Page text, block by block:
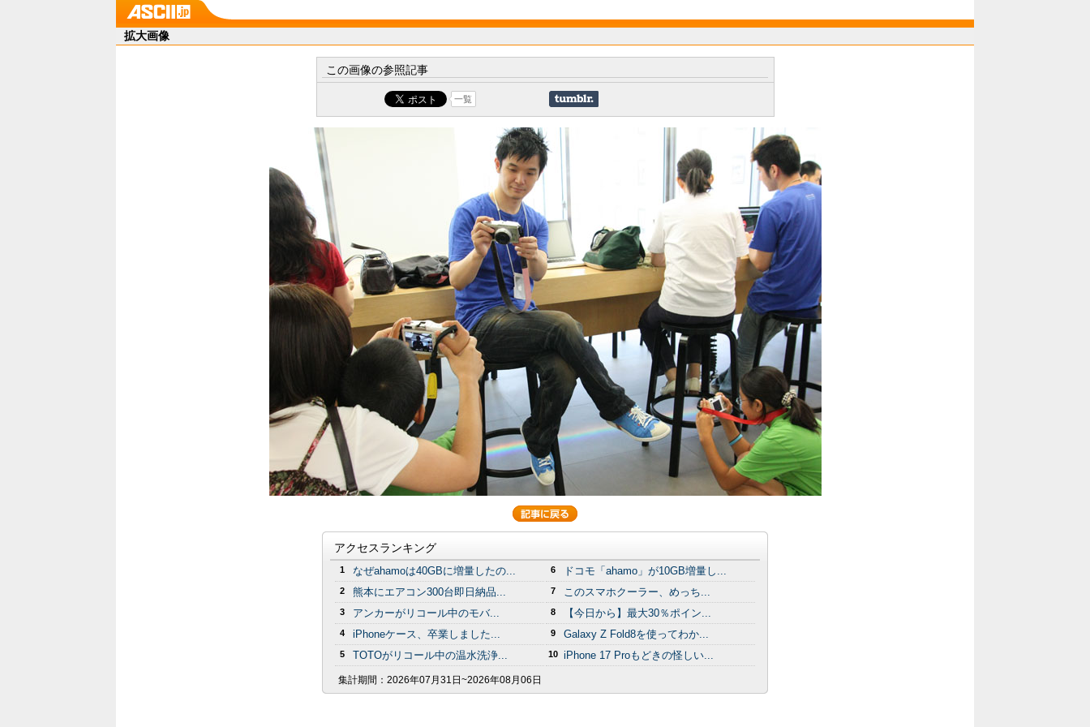
拡大画像
この画像の参照記事
一覧
アクセスランキング
1 なぜahamoは40GBに増量したの...
2 熊本にエアコン300台即日納品...
3 アンカーがリコール中のモバ...
4 iPhoneケース、卒業しました...
5 TOTOがリコール中の温水洗浄...
6 ドコモ「ahamo」が10GB増量し...
7 このスマホクーラー、めっち...
8 【今日から】最大30％ポイン...
9 Galaxy Z Fold8を使ってわか...
10 iPhone 17 Proもどきの怪しい...
集計期間： 2026年07月31日~2026年08月06日